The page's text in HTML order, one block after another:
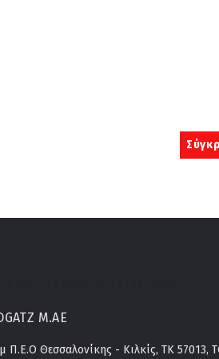
Μ.ΑΕ
Π.Ε.Ο Θεσσαλονίκης - Κιλκίς, ΤΚ 57013,